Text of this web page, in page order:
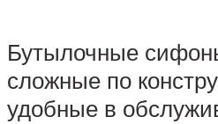
Бутылочные
сложные по
удобные в